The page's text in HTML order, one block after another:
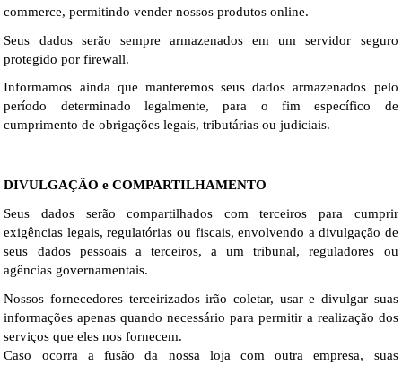
commerce, permitindo vender nossos produtos online.
Seus dados serão sempre armazenados em um servidor seguro
protegido por firewall.
Informamos ainda que manteremos seus dados armazenados pelo
período determinado legalmente, para o fim específico de
cumprimento de obrigações legais, tributárias ou judiciais.
DIVULGAÇÃO e COMPARTILHAMENTO
Seus dados serão compartilhados com terceiros para cumprir
exigências legais, regulatórias ou fiscais, envolvendo a divulgação de
seus dados pessoais a terceiros, a um tribunal, reguladores ou
agências governamentais.
Nossos fornecedores terceirizados irão coletar, usar e divulgar suas
informações apenas quando necessário para permitir a realização dos
serviços que eles nos fornecem.
Caso ocorra a fusão da nossa loja com outra empresa, suas